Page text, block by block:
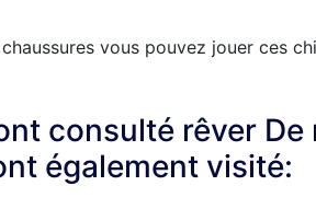
vous pouvez jouer ces
consulté rêver
également visité: